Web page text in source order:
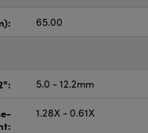
65.00
5.0 - 12.2mm
1.28X - 0.61X